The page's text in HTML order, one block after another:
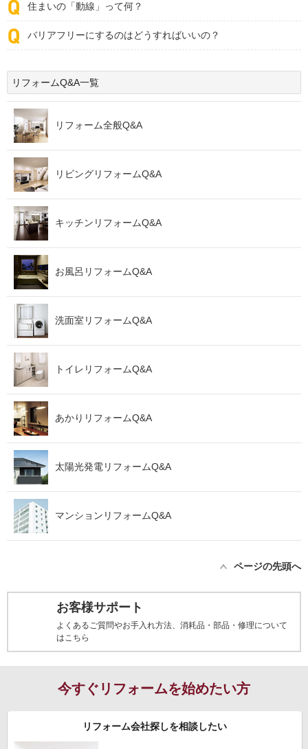
住まいの「動線」って何？
バリアフリーにするのはどうすればいいの？
リフォームQ&A一覧
リフォーム全般Q&A
リビングリフォームQ&A
キッチンリフォームQ&A
お風呂リフォームQ&A
洗面室リフォームQ&A
トイレリフォームQ&A
あかりリフォームQ&A
太陽光発電リフォームQ&A
マンションリフォームQ&A
ページの先頭へ
お客様サポート
よくあるご質問やお手入れ方法、消耗品・部品・修理について
はこちら
今すぐリフォームを始めたい方
リフォーム会社探しを相談したい